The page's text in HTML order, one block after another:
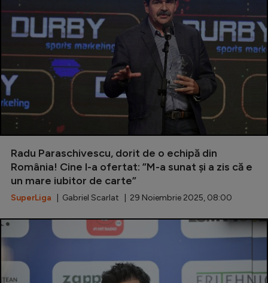
Radu Paraschivescu, dorit de o echipă din
România! Cine l-a ofertat: ”M-a sunat și a zis că e
un mare iubitor de carte”
SuperLiga | Gabriel Scarlat | 29 Noiembrie 2025, 08:00